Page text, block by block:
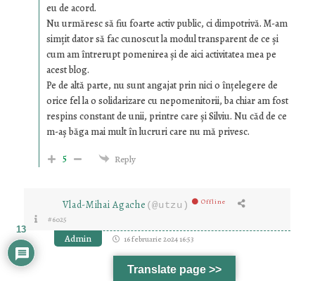
eu de acord.
Nu urmăresc să fiu foarte activ public, ci dimpotrivă. M-am
simțit dator să fac cunoscut la modul transparent de ce și
cum am întrerupt pomenirea și de aici activitatea mea pe
acest blog.
Pe de altă parte, nu sunt angajat prin nici o înțelegere de
orice fel la o solidarizare cu nepomenitorii, ba chiar am fost
respins constant de unii, printre care și Silviu. Nu căd de ce
m-aș băga mai mult în lucruri care nu mă privesc.
5
Reply
Vlad-Mihai Agache (@utzu) Offline
#6025
Admin 16 februarie 2024 16:53
Translate page >>
13